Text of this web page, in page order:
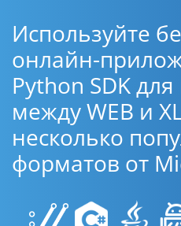
Используйте
онлайн-
Python SDK
между WEB и
несколько
форматов от